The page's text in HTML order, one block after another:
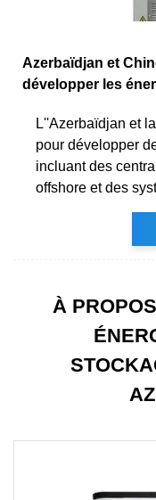
Azerbaïdjan et
développer les
L''Azerbaïdjan et
pour développer
incluant des
offshore et des
À